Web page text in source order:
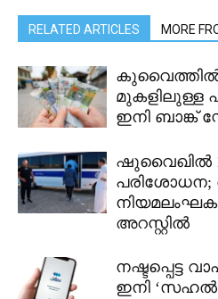
RELATED ARTICLES MORE
കുവൈത്തിൽ
മുകളിലുള്ള
ഇനി ബാങ്ക്
ഷുവൈഖിൽ
പരിശോധന;
അറസ്റ്റിൽ
നഷ്ടപ്പെട്ട
ഇനി